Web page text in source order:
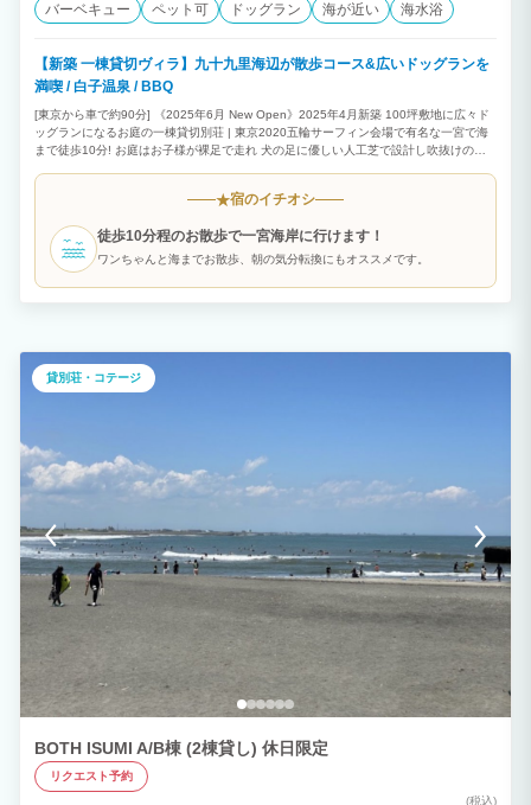
バーベキュー ペット可 ドッグラン 海が近い 海水浴
【新築 一棟貸切ヴィラ】九十九里海辺が散歩コース&広いドッグランを
満喫 / 白子温泉 / BBQ
[東京から車で約90分] 《2025年6月 New Open》2025年4月新築 100坪敷地に広々ド
ッグランになるお庭の一棟貸切別荘 | 東京2020五輪サーフィン会場で有名な一宮で海
まで徒歩10分! お庭はお子様が裸足で走れ 犬の足に優しい人工芝で設計し吹抜けのリ
関脇/お庭の水道エリアで汚れた足などを洗うことができます。
★宿のイチオシ
徒歩10分程のお散歩で一宮海岸に行けます！
ワンちゃんと海までお散歩、朝の気分転換にもオススメです。
貸別荘・コテージ
BOTH ISUMI A/B棟 (2棟貸し) 休日限定
リクエスト予約
(税込)